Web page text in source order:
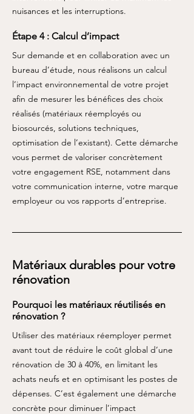
nuisances et les interruptions.
Étape 4 : Calcul d’impact
Sur demande et en collaboration avec un
bureau d’étude, nous réalisons un calcul
l’impact environnemental de votre projet
afin de mesurer les bénéfices des choix
réalisés (matériaux réemployés ou
biosourcés, solutions techniques,
optimisation de l’existant). Cette démarche
vous permet de valoriser concrètement
votre engagement RSE, notamment dans
votre communication interne, votre marque
employeur ou vos rapports d’entreprise.
Matériaux durables pour votre
rénovation
Pourquoi les matériaux réutilisés en
rénovation ?
Utiliser des matériaux réemployer permet
avant tout de réduire le coût global d’une
rénovation de 30 à 40%, en limitant les
achats neufs et en optimisant les postes de
dépenses. C’est également une démarche
concrète pour diminuer l’impact